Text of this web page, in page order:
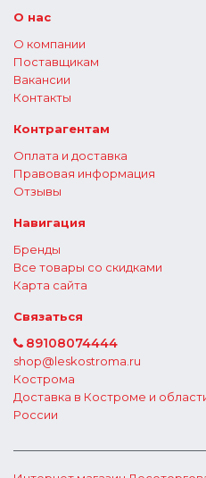
О нас
О компании
Поставщикам
Вакансии
Контакты
Контрагентам
Оплата и доставка
Правовая информация
Отзывы
Навигация
Бренды
Все товары со скидками
Карта сайта
Связаться
89108074444
shop@leskostroma.ru
Кострома
Доставка в Костроме и
России